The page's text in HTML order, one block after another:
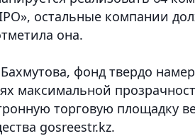
остальные компании
она.
фонд твердо
максимальной
торговую площадку
gosreestr.kz.